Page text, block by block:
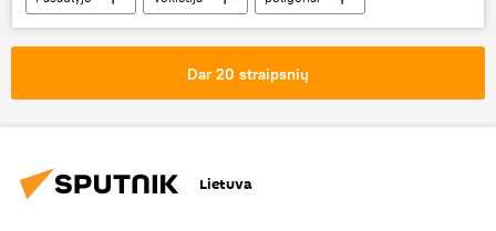
Dar 20 straipsnių
Lietuva